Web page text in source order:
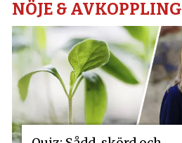
NÖJE & AVKOPPLING